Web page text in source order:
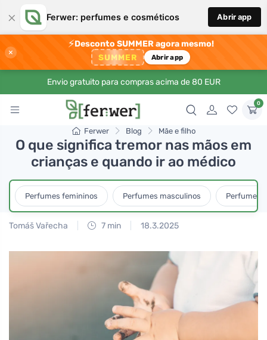
× Ferwer: perfumes e cosméticos Abrir app
×
⚡Desconto SUMMER agora mesmo!
SUMMER Abrir app
Envio gratuito para compras acima de 80 EUR
0
Ferwer Blog Mãe e filho
O que significa tremor nas mãos em
crianças e quando ir ao médico
Perfumes femininos Perfumes masculinos Perfumes
Tomáš Vařecha 7 min 18.3.2025